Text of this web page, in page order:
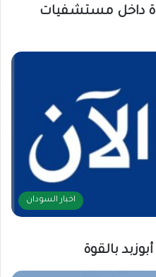
داخل مستشفيات
اخبار السودان
بالقوة